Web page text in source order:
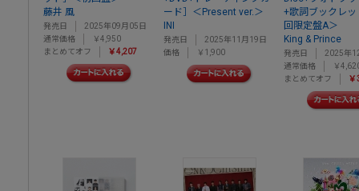
藤井 風
発売日
2025年09月05日
通常価格
￥4,950
まとめてオフ
￥4,207
ード］＜Present ver.＞
INI
発売日
2025年11月19日
価格
￥1,900
+歌詞ブックレ
回限定盤A＞
King & Prince
発売日
2025年
通常価格
￥
まとめてオフ
￥